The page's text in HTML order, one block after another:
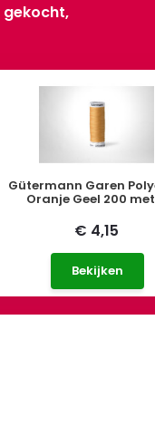
Gütermann Garen
Oranje Geel 200
€ 4,15
Bekijken